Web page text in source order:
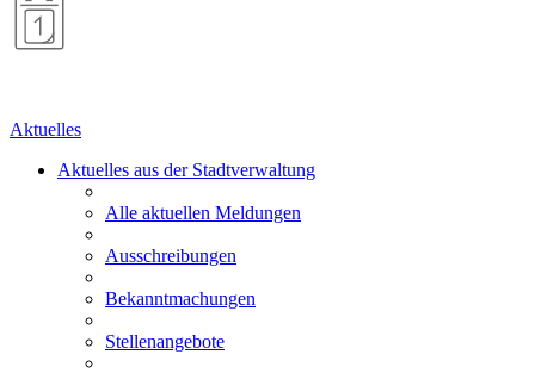
Aktuelles
Aktuelles aus der Stadtverwaltung
Alle aktuellen Meldungen
Ausschreibungen
Bekanntmachungen
Stellenangebote